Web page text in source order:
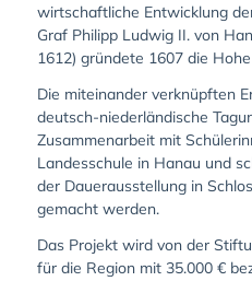
wirtschaftliche Entwicklung
Graf Philipp Ludwig II. von
1612) gründete 1607 die
Die miteinander verknüpften
deutsch-niederländische
Zusammenarbeit mit
Landesschule in Hanau und
der Dauerausstellung in
gemacht werden.
Das Projekt wird von der
für die Region mit 35.000 €